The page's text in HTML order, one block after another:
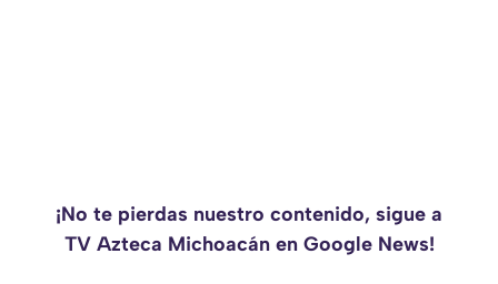
¡No te pierdas nuestro contenido, sigue a
TV Azteca Michoacán en Google News!